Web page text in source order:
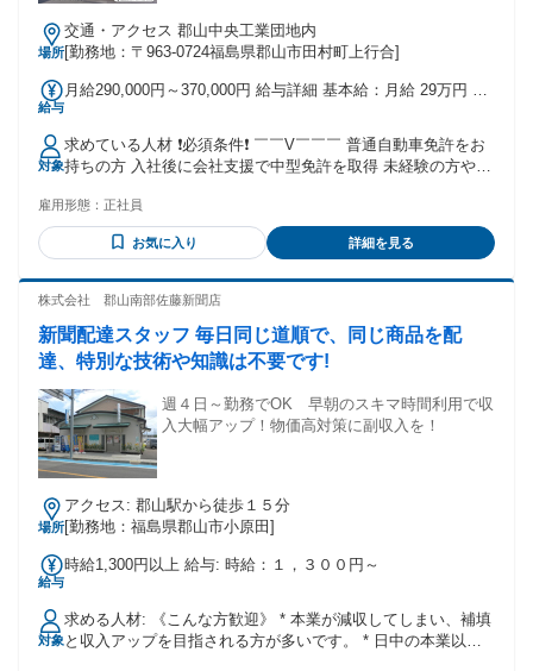
場所
交通・アクセス 郡山中央工業団地内
[勤務地：〒963-0724福島県郡山市田村町上行合]
給与
月給290,000円～370,000円 給与詳細 基本給：月給 29万円 〜
れる通勤・皆勤・家族手当金額：なし 全員に一律で支払われ
るその他手当金額：なし ＊昇給年1回 ＊賞与年2回 ＊その他
手当 └無事故手当 └皆勤手当 └資格手当 └技能手当
対象
求めている人材 ❗必須条件❗ ￣￣V￣￣￣ 普通自動車免許をお
持ちの方 入社後に会社支援で中型免許を取得 未経験の方や実
件✨／／ ＊未経験からトラックドライバーを目指したい方 ＊
40代・50代から新しい挑戦をしたい方 ＊しっかり稼いで収入
を安定させたい方 ＊自分の希望に合った働き方を選びたい方
ト免許をお持ちの方 【こんな方にはピッピッタリ！】 ★創業
麗な新車に乗って働きたい ★希望休や土日休みをしっかり取
りたい ★自分の努力や実績を正当に評価してほしい ★同乗研
したい
雇用形態： 正社員
お気に入り 詳細を見る
株式会社 郡山南部佐藤新聞店
新聞配達スタッフ 毎日同じ道順で、同じ商品を配
達、特別な技術や知識は不要です!
週４日～勤務でOK 早朝のスキマ時間利用で収
入大幅アップ！物価高対策に副収入を！
場所
アクセス: 郡山駅から徒歩１５分
[勤務地：福島県郡山市小原田]
給与
時給1,300円以上 給与: 時給：１，３００円～
対象
求める人材: 《こんな方歓迎》 * 本業が減収してしまい、補填
と収入アップを目指される方が多いです。 * 日中の本業以外